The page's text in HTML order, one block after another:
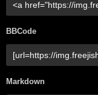
BBCode
Markdown